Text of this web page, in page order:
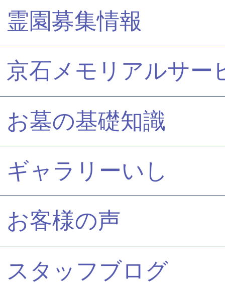
霊園募集情報
京石メモリアルサー
お墓の基礎知識
ギャラリーいし
お客様の声
スタッフブログ